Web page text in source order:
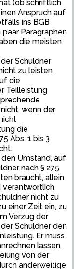
(ob schriftlich
Anspruch auf
ins BGB
paar Paragraphen
die meisten
der Schuldner
zu leisten,
die
Teilleistung
wenn der
die
Abs. 1 bis 3
Umstand, auf
nach § 275
braucht, allein
verantwortlich
nicht zu
einer Zeit ein, zu
Verzug der
Schuldner den
Er muss
lassen,
von der
anderweitige